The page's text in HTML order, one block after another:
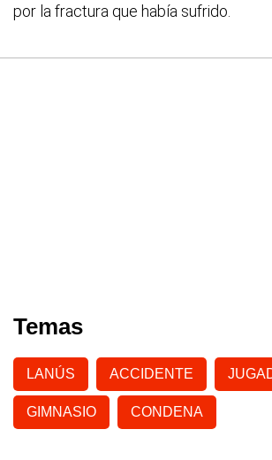
por la fractura que había sufrido.
Temas
LANÚS ACCIDENTE
GIMNASIO CONDENA